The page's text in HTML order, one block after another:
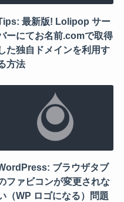
最新版! Lolipop サー
ーにてお名前.comで取得
た独自ドメインを利用す
方法
ブラウザタブ
ファビコンが変更されな
（WP ロゴになる）問題